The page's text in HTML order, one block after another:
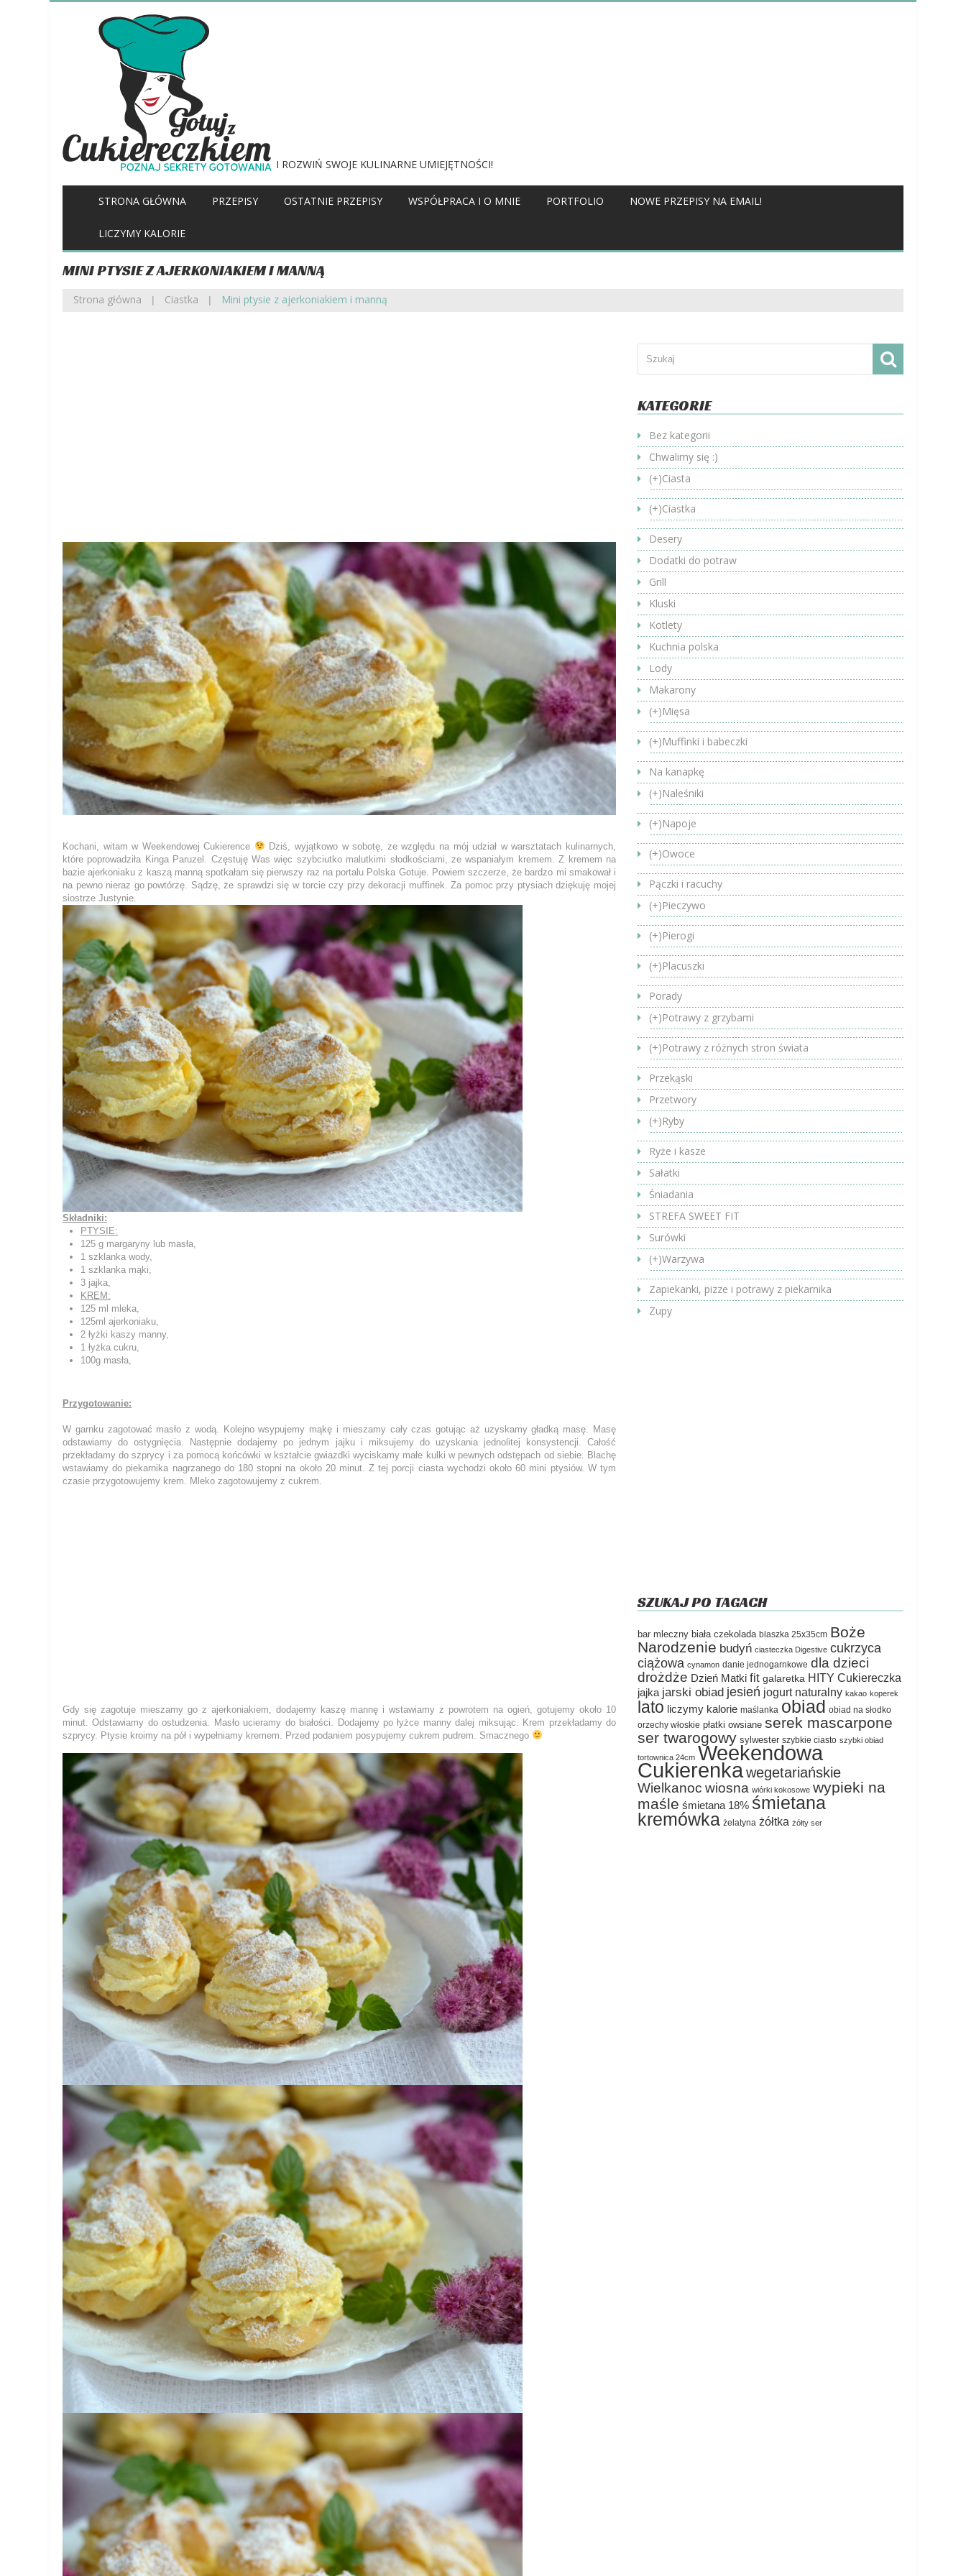
I ROZWIŃ SWOJE KULINARNE UMIEJĘTNOŚCI!
STRONA GŁÓWNA PRZEPISY OSTATNIE PRZEPISY WSPÓŁPRACA I O MNIE PORTFOLIO NOWE PRZEPISY NA EMAIL!
LICZYMY KALORIE
MINI PTYSIE Z AJERKONIAKIEM I MANNĄ
Strona główna Ciastka Mini ptysie z ajerkoniakiem i manną
Kochani, witam w Weekendowej Cukierence
Dziś, wyjątkowo w sobotę, ze względu na mój udział w warsztatach kulinarnych,
które poprowadziła Kinga Paruzel. Częstuję Was więc szybciutko malutkimi słodkościami, ze wspaniałym kremem. Z kremem na
bazie ajerkoniaku z kaszą manną spotkałam się pierwszy raz na portalu Polska Gotuje. Powiem szczerze, że bardzo mi smakował i
na pewno nieraz go powtórzę. Sądzę, że sprawdzi się w torcie czy przy dekoracji muffinek. Za pomoc przy ptysiach dziękuję mojej
siostrze Justynie.
Składniki:
PTYSIE:
125 g margaryny lub masła,
1 szklanka wody,
1 szklanka mąki,
3 jajka,
KREM:
125 ml mleka,
125ml ajerkoniaku,
2 łyżki kaszy manny,
1 łyżka cukru,
100g masła,
Przygotowanie:
W garnku zagotować masło z wodą. Kolejno wsypujemy mąkę i mieszamy cały czas gotując aż uzyskamy gładką masę. Masę
odstawiamy do ostygnięcia. Następnie dodajemy po jednym jajku i miksujemy do uzyskania jednolitej konsystencji. Całość
przekładamy do szprycy i za pomocą końcówki w kształcie gwiazdki wyciskamy małe kulki w pewnych odstępach od siebie. Blachę
wstawiamy do piekarnika nagrzanego do 180 stopni na około 20 minut. Z tej porcji ciasta wychodzi około 60 mini ptysiów. W tym
czasie przygotowujemy krem. Mleko zagotowujemy z cukrem.
Gdy się zagotuje mieszamy go z ajerkoniakiem, dodajemy kaszę mannę i wstawiamy z powrotem na ogień, gotujemy około 10
minut. Odstawiamy do ostudzenia. Masło ucieramy do białości. Dodajemy po łyżce manny dalej miksując. Krem przekładamy do
szprycy. Ptysie kroimy na pół i wypełniamy kremem. Przed podaniem posypujemy cukrem pudrem. Smacznego
KATEGORIE
Bez kategorii
Chwalimy się :)
(+)Ciasta
(+)Ciastka
Desery
Dodatki do potraw
Grill
Kluski
Kotlety
Kuchnia polska
Lody
Makarony
(+)Mięsa
(+)Muffinki i babeczki
Na kanapkę
(+)Naleśniki
(+)Napoje
(+)Owoce
Pączki i racuchy
(+)Pieczywo
(+)Pierogi
(+)Placuszki
Porady
(+)Potrawy z grzybami
(+)Potrawy z różnych stron świata
Przekąski
Przetwory
(+)Ryby
Ryże i kasze
Sałatki
Śniadania
STREFA SWEET FIT
Surówki
(+)Warzywa
Zapiekanki, pizze i potrawy z piekarnika
Zupy
SZUKAJ PO TAGACH
bar mleczny biała czekolada blaszka 25x35cm Boże
Narodzenie budyń ciasteczka Digestive cukrzyca
ciążowa cynamon danie jednogarnkowe dla dzieci
drożdże Dzień Matki fit galaretka HITY Cukiereczka
jajka jarski obiad jesień jogurt naturalny kakao koperek
lato liczymy kalorie maślanka obiad obiad na słodko
orzechy włoskie płatki owsiane serek mascarpone
ser twarogowy sylwester szybkie ciasto szybki obiad
tortownica 24cm Weekendowa
Cukierenkawegetariańskie
Wielkanoc wiosna wiórki kokosowe wypieki na
maśle śmietana 18% śmietana
kremówka żelatyna żółtka żółty ser